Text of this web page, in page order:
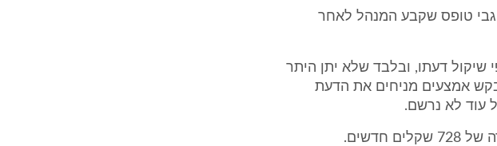
גבי טופס שקבע המנהל לאחר
שיקול דעתו, ובלבד שלא יתן היתר
אמצעים מניחים את הדעת
עוד לא נרשם.